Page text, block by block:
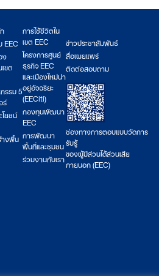
EEC
ง
ขต
รรม 5
ร์
ยชน์
างพื้น
การใช้ชีวิตใน
เขต EEC
โครงการศูนย์
ธุรกิจ EEC
และเมืองใหม่น่า
อยู่อัจฉริยะ
(EECiti)
กองทุนพัฒนา
EEC
การพัฒนา
พื้นที่และชุมชน
ร่วมงานกับเรา
ข่าวประชาสัมพันธ์
สื่อเผยแพร่
ติดต่อสอบถาม
ช่องทางการตอบแบบวัดการ
รับรู้
ของผู้มีส่วนได้ส่วนเสีย
ภายนอก (EEC)